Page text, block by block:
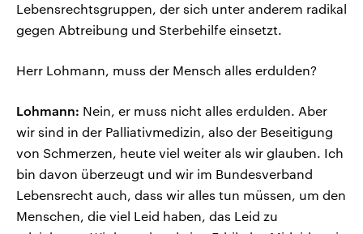
Lebensrechtsgruppen, der sich unter anderem radikal
gegen Abtreibung und Sterbehilfe einsetzt.
Herr Lohmann, muss der Mensch alles erdulden?
Lohmann: Nein, er muss nicht alles erdulden. Aber
wir sind in der Palliativmedizin, also der Beseitigung
von Schmerzen, heute viel weiter als wir glauben. Ich
bin davon überzeugt und wir im Bundesverband
Lebensrecht auch, dass wir alles tun müssen, um den
Menschen, die viel Leid haben, das Leid zu